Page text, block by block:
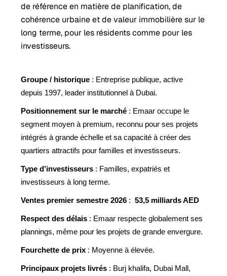
de référence en matière de planification, de
cohérence urbaine et de valeur immobilière sur le
long terme, pour les résidents comme pour les
investisseurs.
Groupe / historique : Entreprise publique, active
depuis 1997, leader institutionnel à Dubai.
Positionnement sur le marché : Emaar occupe le
segment moyen à premium, reconnu pour ses projets
intégrés à grande échelle et sa capacité à créer des
quartiers attractifs pour familles et investisseurs.
Type d’investisseurs : Familles, expatriés et
investisseurs à long terme.
Ventes premier semestre 2026 :53,5 milliards AED
Respect des délais : Emaar respecte globalement ses
plannings, même pour les projets de grande envergure.
Fourchette de prix : Moyenne à élevée.
Principaux projets livrés : Burj khalifa, Dubai Mall,